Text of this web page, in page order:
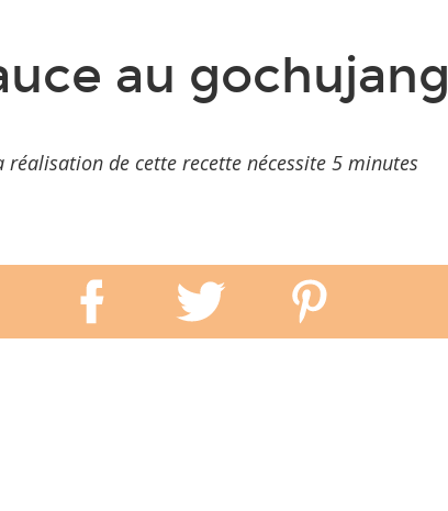
au gochujang
réalisation de cette recette nécessite 5 minutes